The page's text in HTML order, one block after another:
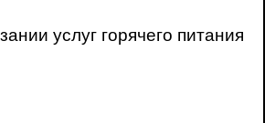
услуг горячего питания